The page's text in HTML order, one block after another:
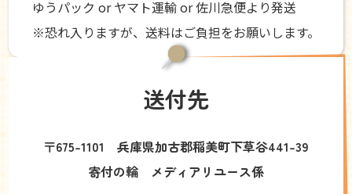
ゆうパック or ヤマト運輸 or 佐川急便より発送
※恐れ入りますが、送料はご負担をお願いします。
送付先
〒675-1101 兵庫県加古郡稲美町下草谷441-39
寄付の輪 メディアリユース係